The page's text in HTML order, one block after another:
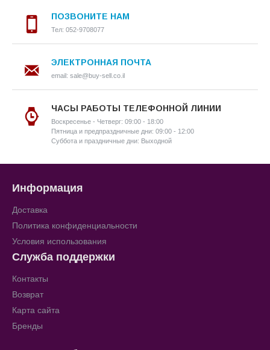
ПОЗВОНИТЕ НАМ
Тел: 052-9708077
ЭЛЕКТРОННАЯ ПОЧТА
email: sale@buy-sell.co.il
ЧАСЫ РАБОТЫ ТЕЛЕФОННОЙ ЛИНИИ
Воскресенье - Четверг: 09:00 - 18:00
Пятница и предпраздничные дни: 09:00 - 12:00
Суббота и праздничные дни: Выходной
Информация
Доставка
Политика конфиденциальности
Условия использования
Служба поддержки
Контакты
Возврат
Карта сайта
Бренды